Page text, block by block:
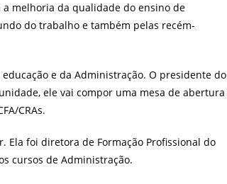
melhoria da qualidade do ensino de
do trabalho e também pelas recém-
e da Administração. O presidente do
ele vai compor uma mesa de abertura
CRAs.
Ela foi diretora de Formação Profissional do
cursos de Administração.